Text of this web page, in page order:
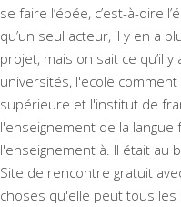
se faire l’épée, c’est-à-dire
qu’un seul acteur, il y en a
projet, mais on sait ce qu’il
universités, l'ecole
supérieure et l'institut de
l'enseignement de la langue
l'enseignement à. Il était au
Site de rencontre gratuit
choses qu'elle peut tous